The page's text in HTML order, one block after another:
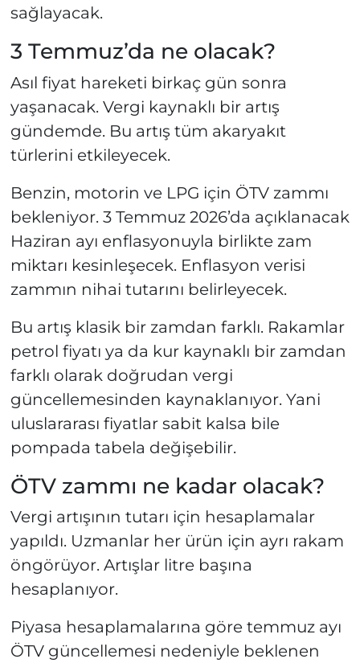
sağlayacak.
3 Temmuz’da ne olacak?
Asıl fiyat hareketi birkaç gün sonra
yaşanacak. Vergi kaynaklı bir artış
gündemde. Bu artış tüm akaryakıt
türlerini etkileyecek.
Benzin, motorin ve LPG için ÖTV zammı
bekleniyor. 3 Temmuz 2026’da açıklanacak
Haziran ayı enflasyonuyla birlikte zam
miktarı kesinleşecek. Enflasyon verisi
zammın nihai tutarını belirleyecek.
Bu artış klasik bir zamdan farklı. Rakamlar
petrol fiyatı ya da kur kaynaklı bir zamdan
farklı olarak doğrudan vergi
güncellemesinden kaynaklanıyor. Yani
uluslararası fiyatlar sabit kalsa bile
pompada tabela değişebilir.
ÖTV zammı ne kadar olacak?
Vergi artışının tutarı için hesaplamalar
yapıldı. Uzmanlar her ürün için ayrı rakam
öngörüyor. Artışlar litre başına
hesaplanıyor.
Piyasa hesaplamalarına göre temmuz ayı
ÖTV güncellemesi nedeniyle beklenen